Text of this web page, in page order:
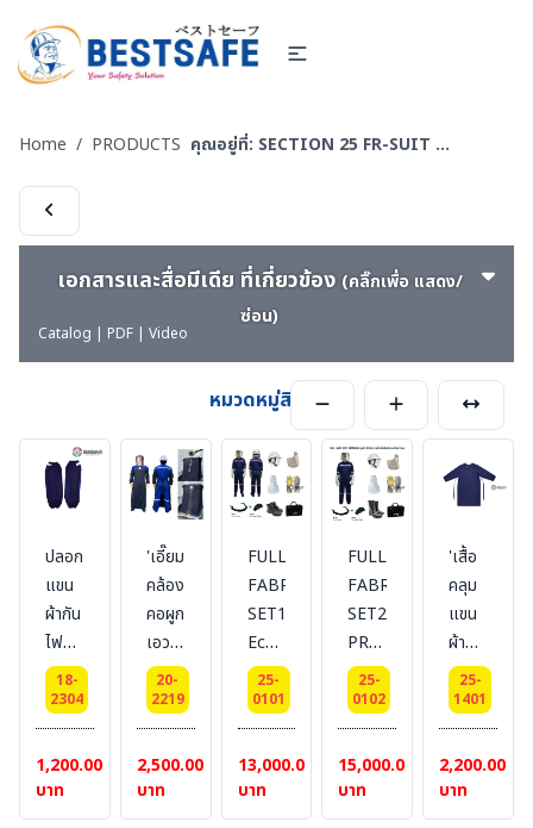
Home / PRODUCTS คุณอยู่ที่: SECTION 25 FR-SUIT FURNACE UNIFORM ผ้ากันไฟ-กันน้ำเหล็ก ชุดป้องกันงานเชื่อม งานหน้าเตาหลอม งานซีเมนต์
เอกสารและสื่อมีเดีย ที่เกี่ยวข้อง (คลิ๊กเพื่อ แสดง/
ซ่อน)
Catalog | PDF | Video
หมวดหมู่สินค้า
ปลอก
แขน
ผ้ากัน
ไฟ
กัน
ไฟฟ้า
PROSPLASH
TOP
SAFE
(Arc
18-
2304
1,200.00
บาท
'เอี๊ยม
คล้อง
คอผูก
เอว
กระเป๋า
หน้า
ขนาด
67 x
140
cm.
20-
2219
2,500.00
บาท
FULL
FABRIC
SET1
Ecofron
-ชุด
หมี
ผ้ากัน
ไฟ
BESTSAFE
FRC
25-
0101
13,000.00
บาท
FULL
FABRIC
SET2
PROSPLASH
ชุดหมี
ผ้ากัน
ไฟ
+กัน
น้ำ
เหล็ก
25-
0102
15,000.00
บาท
'เสื้อ
คลุม
แขน
ผ้า
ยาว
(เอี้
ยมมี
แขน)
+กัน
น้ำ
25-
1401
2,200.00
บาท